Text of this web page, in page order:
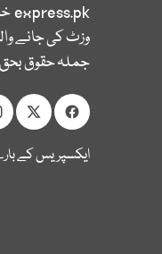
express.pk
وزٹ کی جانے
جملہ حقوق
ایکسپریس کے